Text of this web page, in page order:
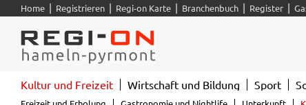
Home | Registrieren | Regi-on Karte | Branchenbuch | Register |
Kultur und Freizeit Wirtschaft und Bildung Sport